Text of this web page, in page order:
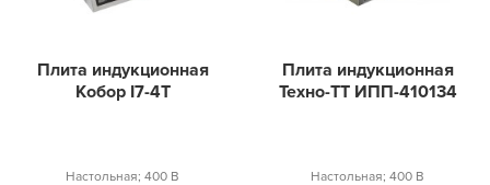
Плита индукционная
Кобор I7-4T
Настольная; 400 В
Плита индукционная
Техно-ТТ ИПП-410134
Настольная; 400 В